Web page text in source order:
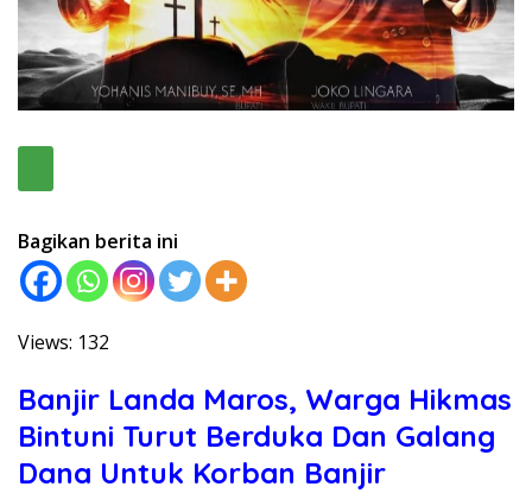
Bagikan berita ini
Views: 132
Banjir Landa Maros, Warga Hikmas
Bintuni Turut Berduka Dan Galang
Dana Untuk Korban Banjir